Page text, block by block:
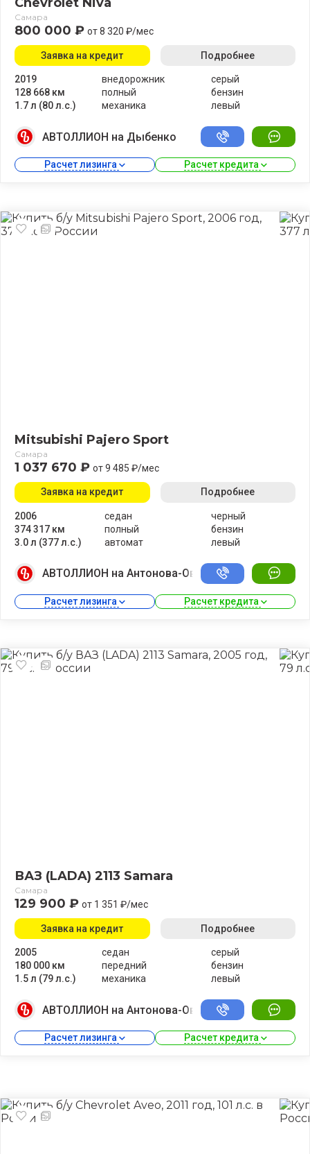
Самара
800 000 ₽ от 8 320 ₽/мес
2019
128 668 км
1.7 л (80 л.с.)
внедорожник
полный
механика
серый
бензин
левый
Заявка на кредит Подробнее
АВТОЛЛИОН на Дыбенко
Расчет лизинга Расчет кредита
Mitsubishi Pajero Sport
Самара
1 037 670 ₽ от 9 485 ₽/мес
2006
374 317 км
3.0 л (377 л.с.)
седан
полный
автомат
черный
бензин
левый
Заявка на кредит Подробнее
АВТОЛЛИОН на Антонова-Овсеенко
Расчет лизинга Расчет кредита
ВАЗ (LADA) 2113 Samara
Самара
129 900 ₽ от 1 351 ₽/мес
2005
180 000 км
1.5 л (79 л.с.)
седан
передний
механика
серый
бензин
левый
Заявка на кредит Подробнее
АВТОЛЛИОН на Антонова-Овсеенко
Расчет лизинга Расчет кредита